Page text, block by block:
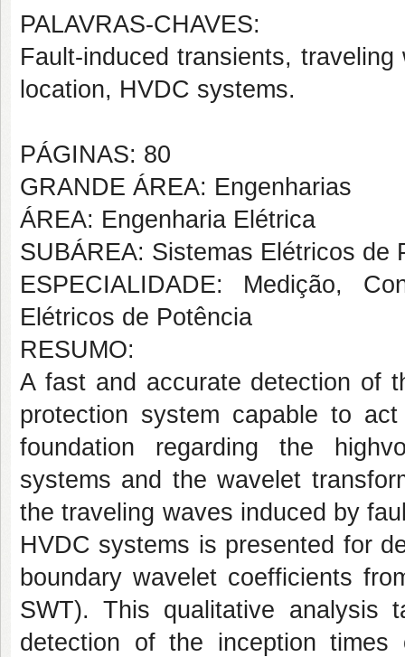
PALAVRAS-CHAVES:
Fault-induced transients,
location, HVDC systems.
PÁGINAS: 80
GRANDE ÁREA: Engenharias
ÁREA: Engenharia Elétrica
SUBÁREA: Sistemas Elétricos de
ESPECIALIDADE: Medição,
Elétricos de Potência
RESUMO:
A fast and accurate detection of
protection system capable to
foundation regarding the
systems and the wavelet
the traveling waves induced by
HVDC systems is presented for
boundary wavelet coefficients
SWT). This qualitative analysis
detection of the inception